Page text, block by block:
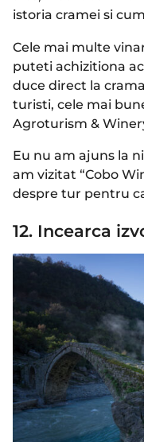
istoria cramei si
Cele mai multe
puteti achizitiona
duce direct la
turisti, cele mai
Agroturism &
Eu nu am ajuns la
am vizitat “Cobo
despre tur pentru
12. Incearca